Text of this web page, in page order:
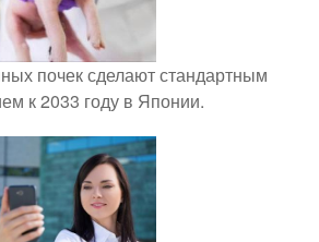
почек сделают стандартным
к 2033 году в Японии.